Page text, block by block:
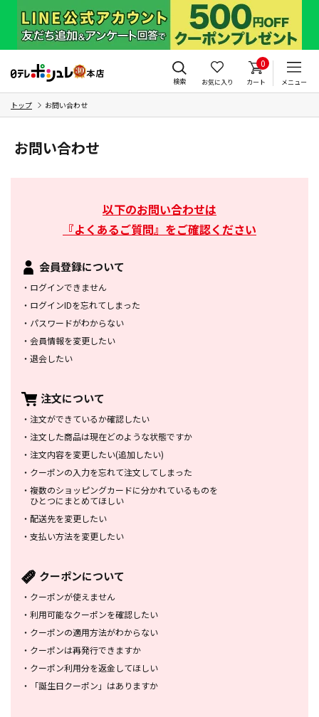
検索 お気に入り
0
カート メニュー
トップ お問い合わせ
お問い合わせ
以下のお問い合わせは
『よくあるご質問』をご確認ください
会員登録について
・ ログインできません
・ ログインIDを忘れてしまった
・ パスワードがわからない
・ 会員情報を変更したい
・ 退会したい
注文について
・ 注文ができているか確認したい
・ 注文した商品は現在どのような状態ですか
・ 注文内容を変更したい(追加したい)
・ クーポンの入力を忘れて注文してしまった
・ 複数のショッピングカードに分かれているものを
ひとつにまとめてほしい
・ 配送先を変更したい
・ 支払い方法を変更したい
クーポンについて
・ クーポンが使えません
・ 利用可能なクーポンを確認したい
・ クーポンの適用方法がわからない
・ クーポンは再発行できますか
・ クーポン利用分を返金してほしい
・
「誕生日クーポン」はありますか